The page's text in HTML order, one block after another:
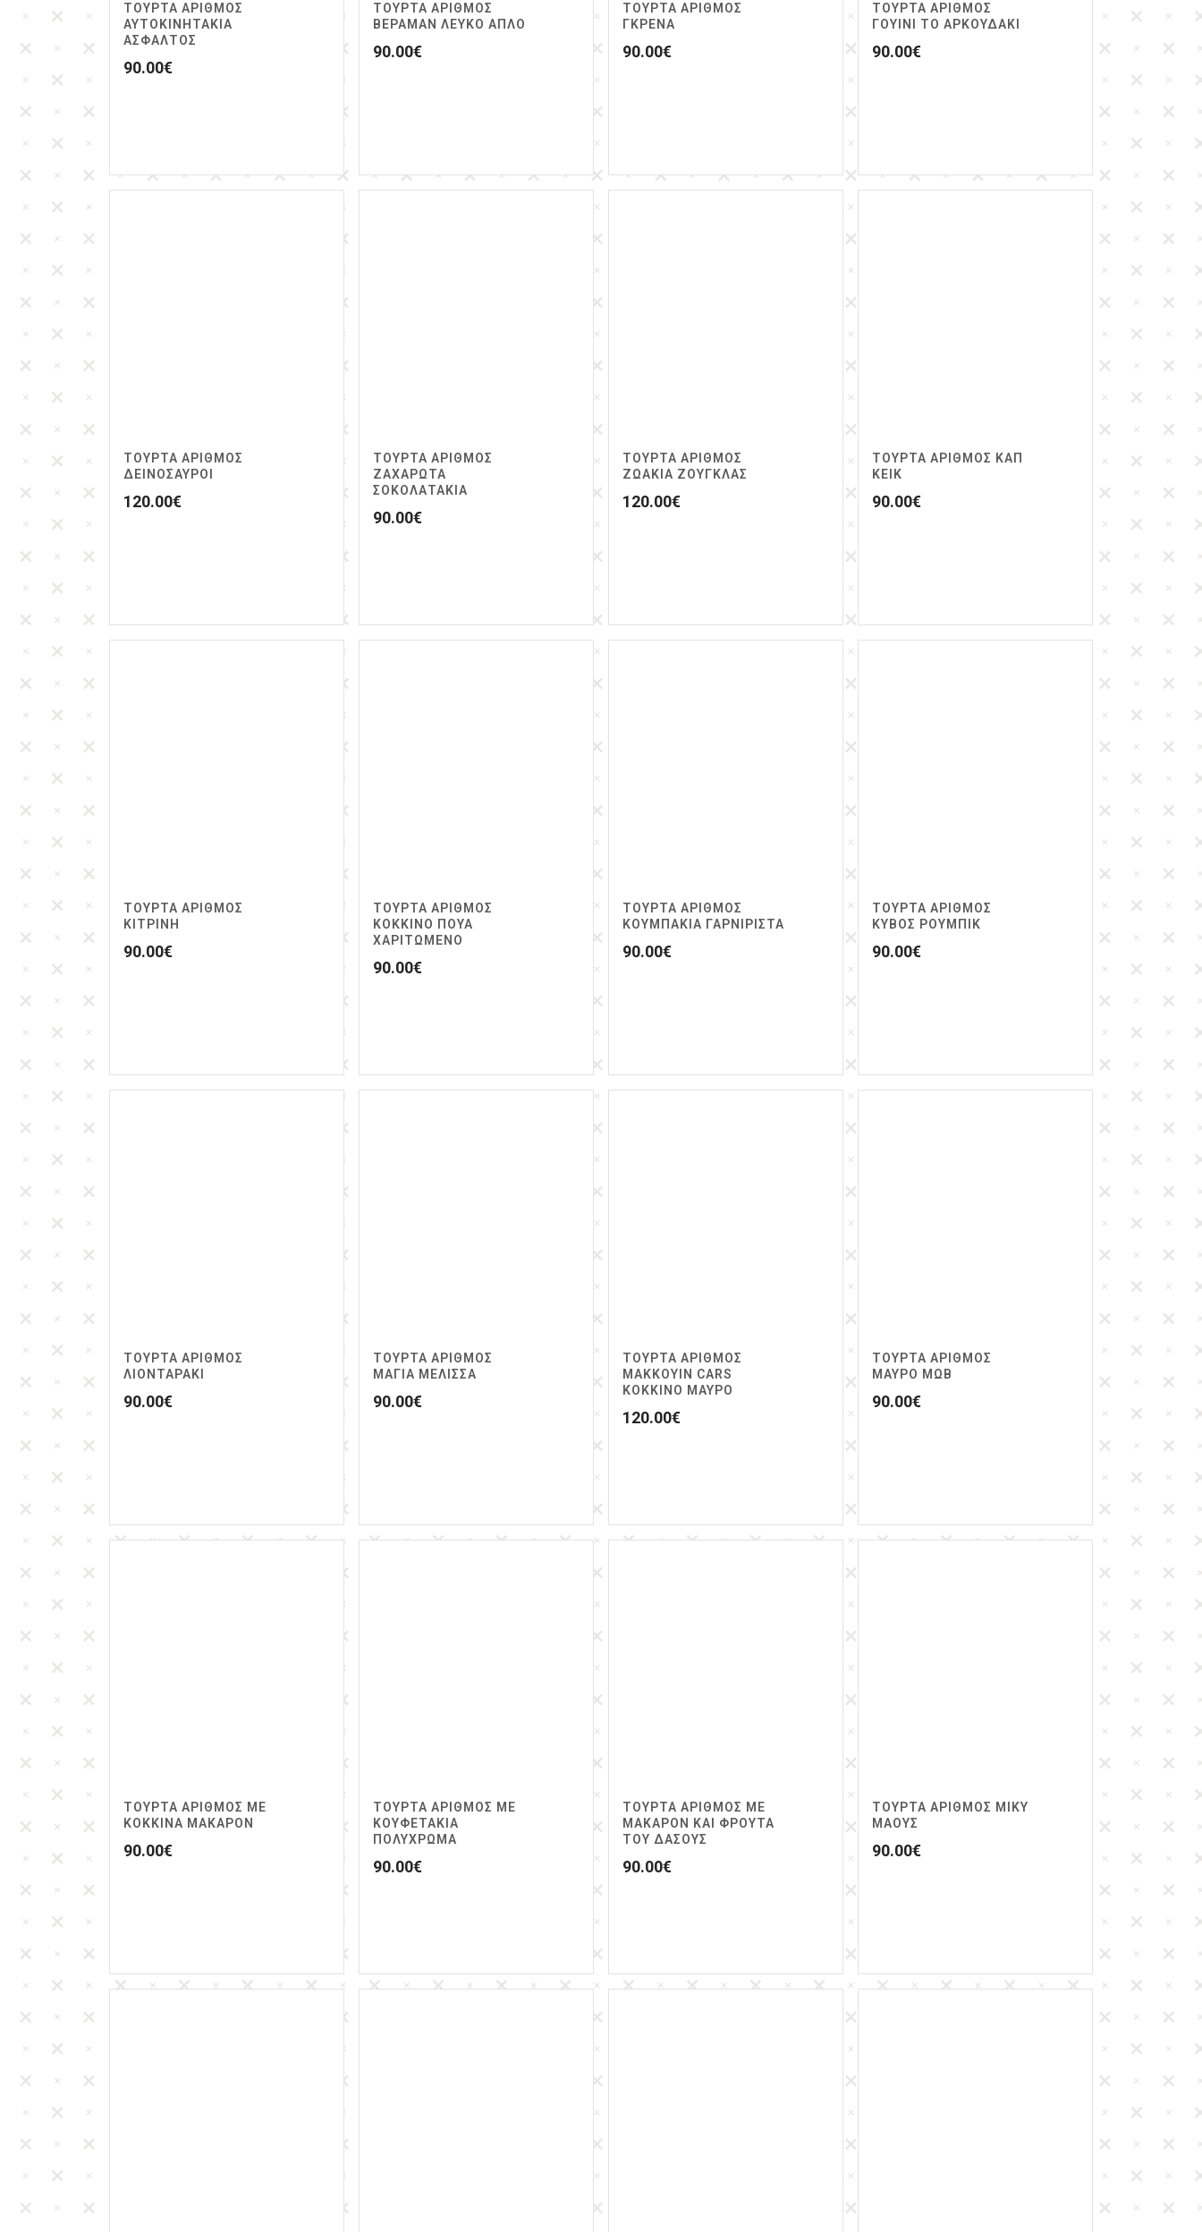
ΤΟΥΡΤΑ ΑΡΙΘΜΟΣ
ΑΥΤΟΚΙΝΗΤΑΚΙΑ
ΑΣΦΑΛΤΟΣ
90.00€
ΤΟΥΡΤΑ ΑΡΙΘΜΟΣ
ΒΕΡΑΜΑΝ ΛΕΥΚΟ ΑΠΛΟ
90.00€
ΤΟΥΡΤΑ ΑΡΙΘΜΟΣ
ΓΚΡΕΝΑ
90.00€
ΤΟΥΡΤΑ ΑΡΙΘΜΌΣ
ΓΟΥΊΝΙ ΤΟ ΑΡΚΟΥΔΆΚΙ
90.00€
ΤΟΥΡΤΑ ΑΡΙΘΜΟΣ
ΔΕΙΝΌΣΑΥΡΟΙ
120.00€
ΤΟΥΡΤΑ ΑΡΙΘΜΟΣ
ΖΑΧΑΡΩΤΑ
ΣΟΚΟΛΑΤΑΚΙΑ
90.00€
ΤΟΥΡΤΑ ΑΡΙΘΜΟΣ
ΖΩΆΚΙΑ ΖΟΥΓΚΛΑΣ
120.00€
ΤΟΥΡΤΑ ΑΡΙΘΜΟΣ ΚΑΠ
ΚΕΙΚ
90.00€
ΤΟΥΡΤΑ ΑΡΙΘΜΟΣ
ΚΙΤΡΙΝΗ
90.00€
ΤΟΥΡΤΑ ΑΡΙΘΜΟΣ
ΚΟΚΚΙΝΟ ΠΟΥΑ
ΧΑΡΙΤΩΜΕΝΟ
90.00€
ΤΟΥΡΤΑ ΑΡΙΘΜΟΣ
ΚΟΥΜΠΑΚΙΑ ΓΑΡΝΙΡΙΣΤΑ
90.00€
ΤΟΥΡΤΑ ΑΡΙΘΜΟΣ
ΚΥΒΟΣ ΡΟΥΜΠΙΚ
90.00€
ΤΟΥΡΤΑ ΑΡΙΘΜΟΣ
ΛΙΟΝΤΑΡΑΚΙ
90.00€
ΤΟΥΡΤΑ ΑΡΙΘΜΌΣ
ΜΑΓΙΑ ΜΕΛΙΣΣΑ
90.00€
ΤΟΥΡΤΑ ΑΡΙΘΜΟΣ
ΜΑΚΚΟΥΙΝ CARS
ΚΟΚΚΙΝΟ ΜΑΥΡΟ
120.00€
ΤΟΥΡΤΑ ΑΡΙΘΜΟΣ
ΜΑΥΡΟ ΜΩΒ
90.00€
ΤΟΥΡΤΑ ΑΡΙΘΜΟΣ ΜΕ
ΚΟΚΚΙΝΑ ΜΑΚΑΡΟΝ
90.00€
ΤΟΥΡΤΑ ΑΡΙΘΜΟΣ ΜΕ
ΚΟΥΦΕΤΑΚΙΑ
ΠΟΛΥΧΡΩΜΑ
90.00€
ΤΟΥΡΤΑ ΑΡΙΘΜΟΣ ΜΕ
ΜΑΚΑΡΟΝ ΚΑΙ ΦΡΟΥΤΑ
ΤΟΥ ΔΑΣΟΥΣ
90.00€
ΤΟΥΡΤΑ ΑΡΙΘΜΟΣ ΜΙΚΥ
ΜΑΟΥΣ
90.00€